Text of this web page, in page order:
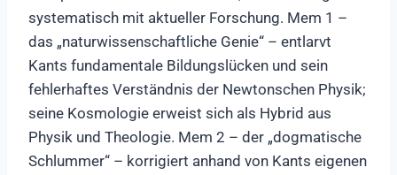
systematisch mit aktueller Forschung. Mem 1 –
das „naturwissenschaftliche Genie“ – entlarvt
Kants fundamentale Bildungslücken und sein
fehlerhaftes Verständnis der Newtonschen Physik;
seine Kosmologie erweist sich als Hybrid aus
Physik und Theologie. Mem 2 – der „dogmatische
Schlummer“ – korrigiert anhand von Kants eigenen